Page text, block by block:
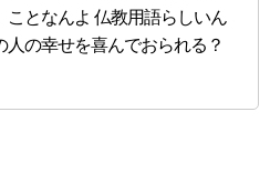
ことなんよ 仏教用語らしいん
の幸せを喜んでおられる？